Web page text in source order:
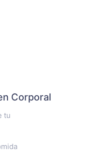
Corporal
tu